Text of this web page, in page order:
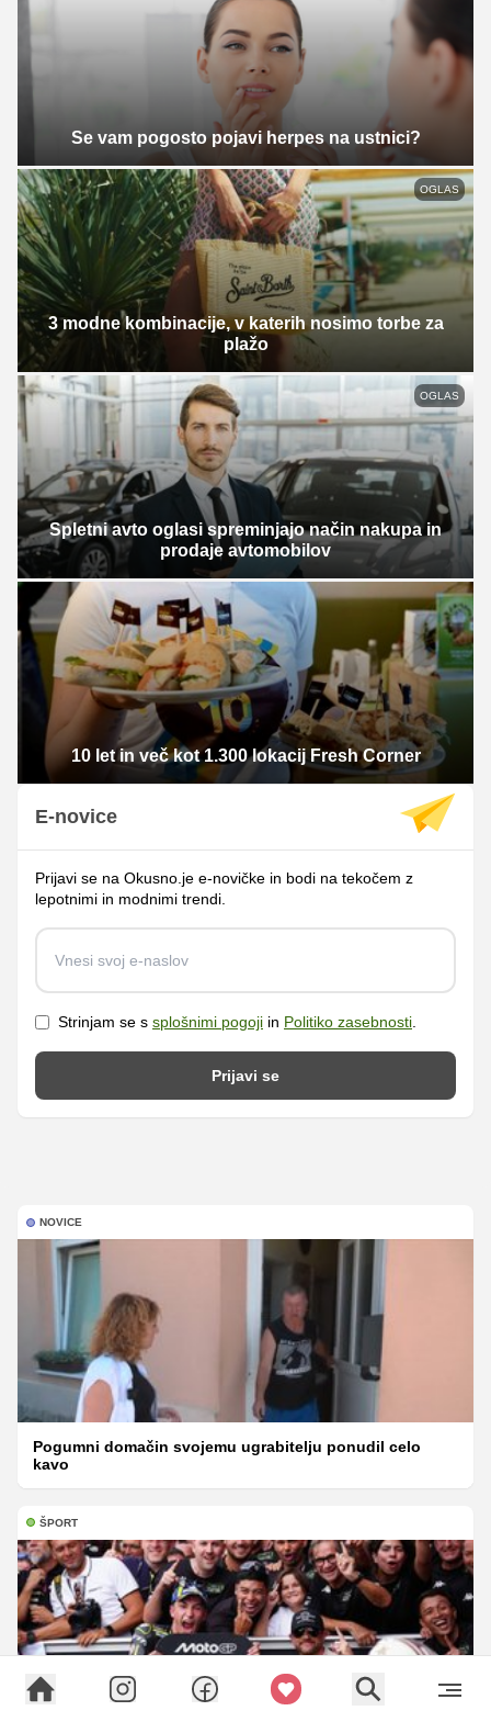
Se vam pogosto pojavi herpes na ustnici?
OGLAS
3 modne kombinacije, v katerih nosimo torbe za
plažo
OGLAS
Spletni avto oglasi spreminjajo način nakupa in
prodaje avtomobilov
10 let in več kot 1.300 lokacij Fresh Corner
E-novice
Prijavi se na Okusno.je e-novičke in bodi na tekočem z
lepotnimi in modnimi trendi.
Strinjam se s splošnimi pogoji in Politiko zasebnosti.
Prijavi se
NOVICE
Pogumni domačin svojemu ugrabitelju ponudil celo
kavo
ŠPORT